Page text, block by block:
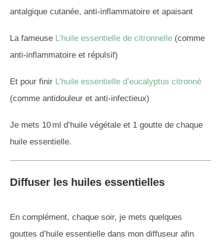
antalgique cutanée, anti-inflammatoire et apaisant
La fameuse L’huile essentielle de citronnelle (comme
anti-inflammatoire et répulsif)
Et pour finir L’huile essentielle d’eucalyptus citronné
(comme antidouleur et anti-infectieux)
Je mets 10 ml d’huile végétale et 1 goutte de chaque
huile essentielle.
Diffuser les huiles essentielles
En complément, chaque soir, je mets quelques
gouttes d’huile essentielle dans mon diffuseur afin